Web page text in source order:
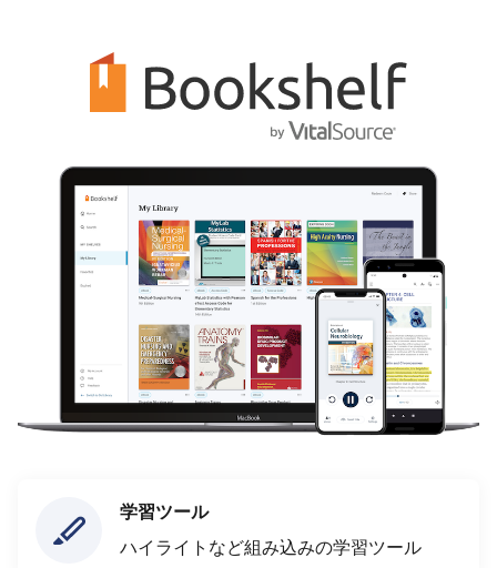
学習ツール
ハイライトなど組み込みの学習ツール